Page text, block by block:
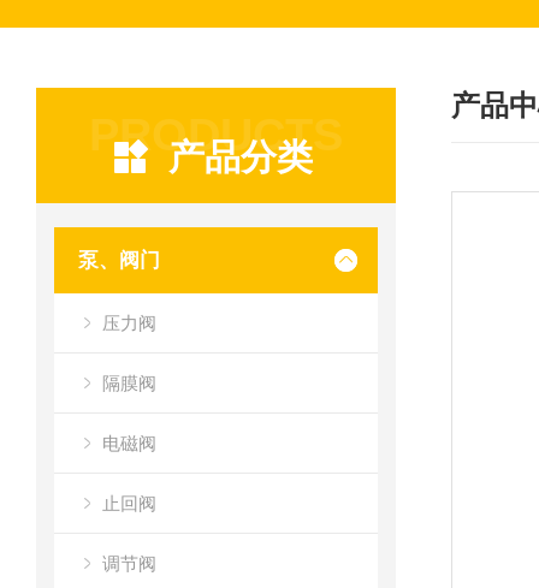
PRODUCTS
产品分类
泵、阀门
压力阀
隔膜阀
电磁阀
止回阀
调节阀
产品